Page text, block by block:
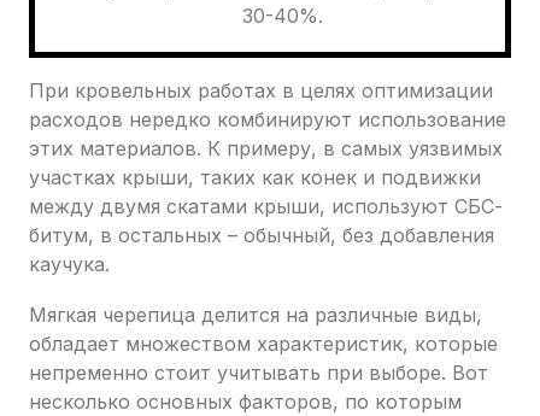
30-40%.
При кровельных работах в целях оптимизации
расходов нередко комбинируют использование
этих материалов. К примеру, в самых уязвимых
участках крыши, таких как конек и подвижки
между двумя скатами крыши, используют СБС-
битум, в остальных – обычный, без добавления
каучука.
Мягкая черепица делится на различные виды,
обладает множеством характеристик, которые
непременно стоит учитывать при выборе. Вот
несколько основных факторов, по которым